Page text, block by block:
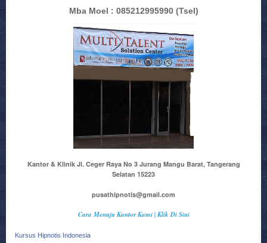
Mba Moel : 085212995990(Tsel)
Kantor & Klinik Jl. Ceger Raya No 3 Jurang Mangu Barat, Tangerang
Selatan 15223
pusathipnotis@gmail.com
Cara Menuju Kantor Kami | Klik Di Sini
Kursus Hipnotis Indonesia